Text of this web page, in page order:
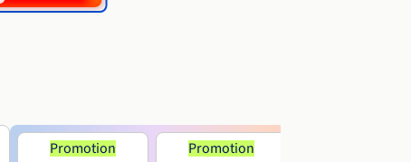
Promotion
Promotion